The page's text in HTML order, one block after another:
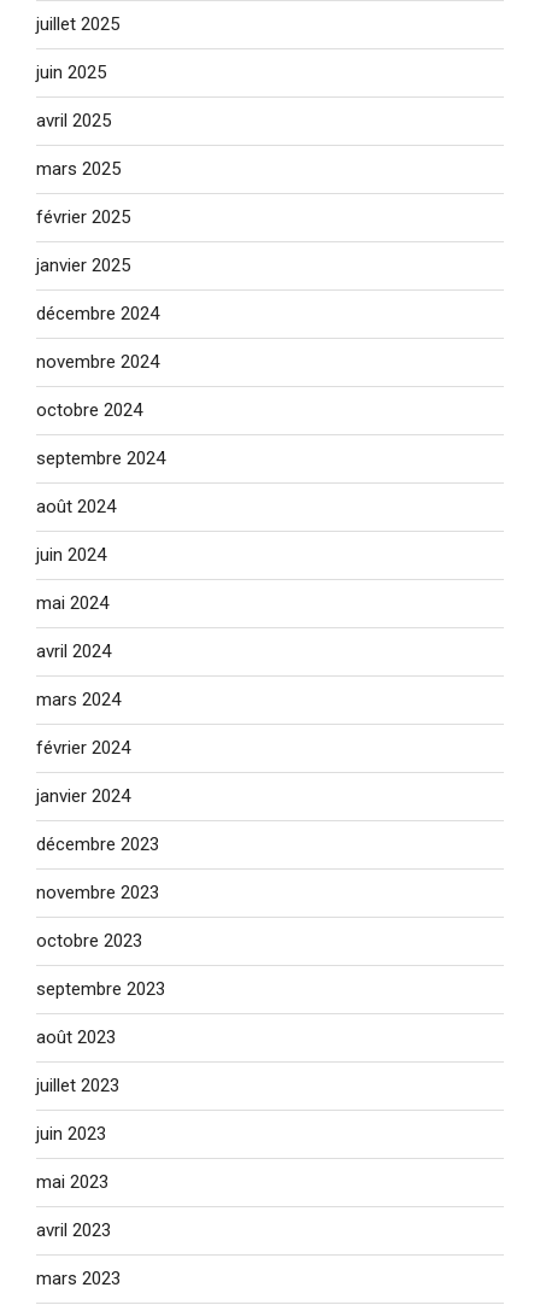
juillet 2025
juin 2025
avril 2025
mars 2025
février 2025
janvier 2025
décembre 2024
novembre 2024
octobre 2024
septembre 2024
août 2024
juin 2024
mai 2024
avril 2024
mars 2024
février 2024
janvier 2024
décembre 2023
novembre 2023
octobre 2023
septembre 2023
août 2023
juillet 2023
juin 2023
mai 2023
avril 2023
mars 2023